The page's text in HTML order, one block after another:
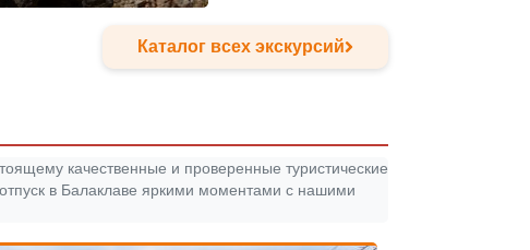
Каталог всех экскурсий
качественные и проверенные туристические
в Балаклаве яркими моментами с нашими